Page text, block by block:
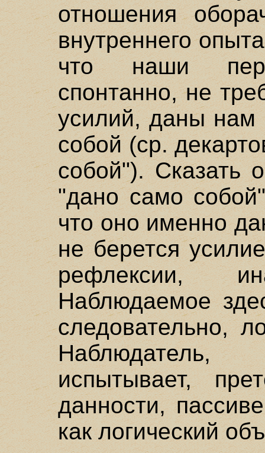
отношения
внутреннего
что наши
спонтанно, не
усилий, даны нам
собой (ср.
собой"). Сказать
"дано само
что оно именно
не берется
рефлексии,
Наблюдаемое
следовательно,
испытывает,
данности,
как логический